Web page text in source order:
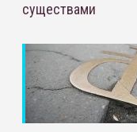
существами